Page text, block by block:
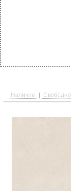
Наличие Свободно